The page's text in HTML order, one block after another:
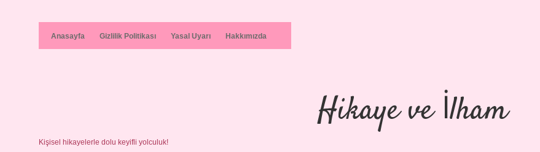
Anasayfa Gizlilik Politikası Yasal Uyarı Hakkımızda
Hikaye ve İlham
Kişisel hikayelerle dolu keyifli yolculuk!